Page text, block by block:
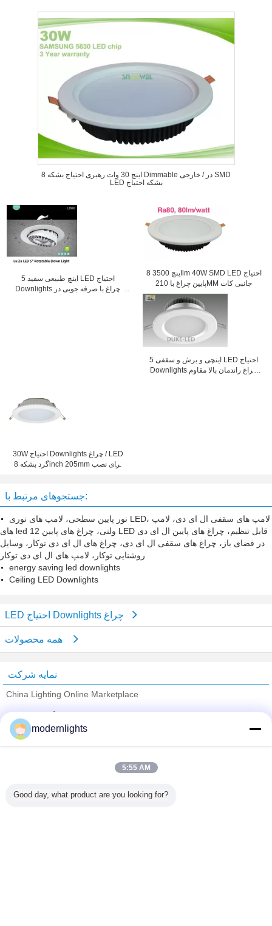
8 اینچ 30 وات رهبری احتیاج بشکه Dimmable در / خارجی SMD
LED بشکه احتیاج
5 اینچ طبیعی سفید LED احتیاج
Downlights چراغ با صرفه جویی در
8 اینچ 3500lm 40W SMD LED احتیاج
پایین چراغ با 210MM جانبی کات
5 اینچی و برش و سقفی LED احتیاج
Downlights چراغ راندمان بالا مقاوم
30W احتیاج Downlights چراغ / LED
گرد بشکه 8inch 205mm برای نصب
جستجوهای مرتبط با:
نور پایین سطحی، لامپ های نوری LED، لامپ های سقفی ال ای دی، لامپ
های led 12 ولتی، چراغ های پایین LED قابل تنظیم، چراغ های پایین ال ای دی
در فضای باز، چراغ های سقفی ال ای دی، چراغ های ال ای دی توکار، وسایل
روشنایی توکار، لامپ های ال ای دی توکار
energy saving led downlights
Ceiling LED Downlights
LED احتیاج Downlights چراغ
نمایه شرکت
China Lighting Online Marketplace
تامین کنندگان تایید شده
Trust Seal
Verified Suplier
همه محصولات
modernlights
5:55 AM
Good day, what product are you looking for?